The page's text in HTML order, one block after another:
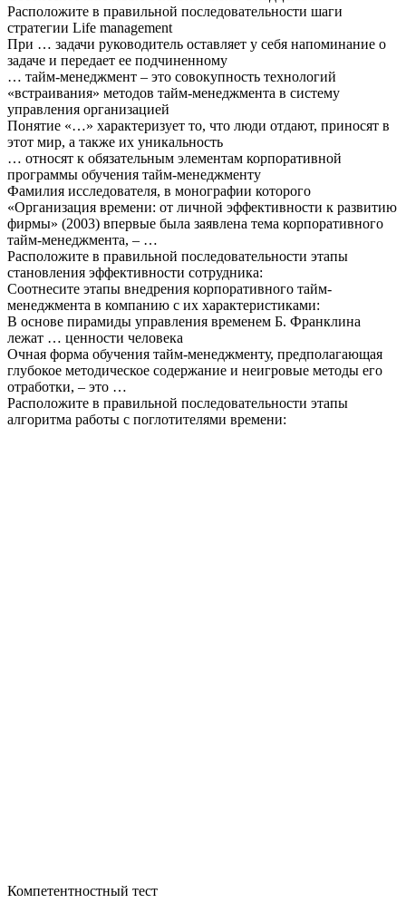
Расположите в правильной последовательности шаги
стратегии Life management
При … задачи руководитель оставляет у себя напоминание о
задаче и передает ее подчиненному
… тайм-менеджмент – это совокупность технологий
«встраивания» методов тайм-менеджмента в систему
управления организацией
Понятие «…» характеризует то, что люди отдают, приносят в
этот мир, а также их уникальность
… относят к обязательным элементам корпоративной
программы обучения тайм-менеджменту
Фамилия исследователя, в монографии которого
«Организация времени: от личной эффективности к развитию
фирмы» (2003) впервые была заявлена тема корпоративного
тайм-менеджмента, – …
Расположите в правильной последовательности этапы
становления эффективности сотрудника:
Соотнесите этапы внедрения корпоративного тайм-
менеджмента в компанию с их характеристиками:
В основе пирамиды управления временем Б. Франклина
лежат … ценности человека
Очная форма обучения тайм-менеджменту, предполагающая
глубокое методическое содержание и неигровые методы его
отработки, – это …
Расположите в правильной последовательности этапы
алгоритма работы с поглотителями времени:
Компетентностный тест